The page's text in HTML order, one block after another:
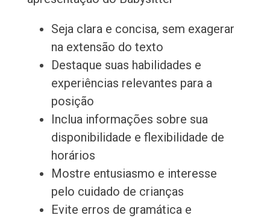
Seja clara e concisa, sem exagerar
na extensão do texto
Destaque suas habilidades e
experiências relevantes para a
posição
Inclua informações sobre sua
disponibilidade e flexibilidade de
horários
Mostre entusiasmo e interesse
pelo cuidado de crianças
Evite erros de gramática e